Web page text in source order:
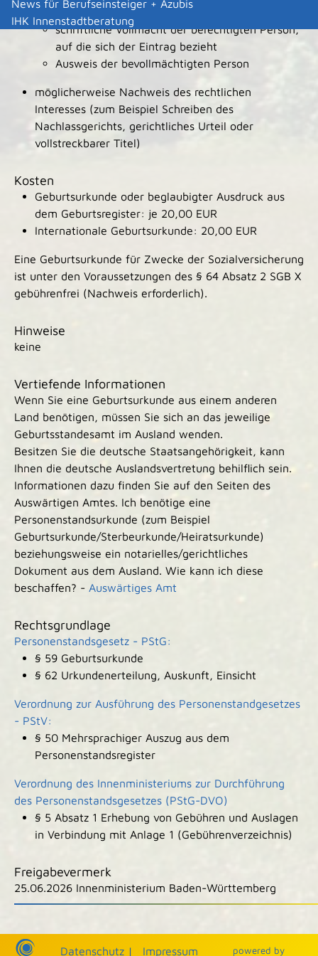
News für Berufseinsteiger + Azubis
IHK Innenstadtberatung
berechtigten Interesses (bei Geschwistern)
schriftliche Vollmacht der berechtigten Person,
auf die sich der Eintrag bezieht
Ausweis der bevollmächtigten Person
möglicherweise Nachweis des rechtlichen
Interesses (zum Beispiel Schreiben des
Nachlassgerichts, gerichtliches Urteil oder
vollstreckbarer Titel)
Kosten
Geburtsurkunde oder beglaubigter Ausdruck aus
dem Geburtsregister: je 20,00 EUR
Internationale Geburtsurkunde: 20,00 EUR
Eine Geburtsurkunde für Zwecke der Sozialversicherung
ist unter den Voraussetzungen des § 64 Absatz 2 SGB X
gebührenfrei (Nachweis erforderlich).
Hinweise
keine
Vertiefende Informationen
Wenn Sie eine Geburtsurkunde aus einem anderen
Land benötigen, müssen Sie sich an das jeweilige
Geburtsstandesamt im Ausland wenden.
Besitzen Sie die deutsche Staatsangehörigkeit, kann
Ihnen die deutsche Auslandsvertretung behilflich sein.
Informationen dazu finden Sie auf den Seiten des
Auswärtigen Amtes. Ich benötige eine
Personenstandsurkunde (zum Beispiel
Geburtsurkunde/Sterbeurkunde/Heiratsurkunde)
beziehungsweise ein notarielles/gerichtliches
Dokument aus dem Ausland. Wie kann ich diese
beschaffen? - Auswärtiges Amt
Rechtsgrundlage
Personenstandsgesetz - PStG:
§ 59 Geburtsurkunde
§ 62 Urkundenerteilung, Auskunft, Einsicht
Verordnung zur Ausführung des Personenstandgesetzes
- PStV:
§ 50 Mehrsprachiger Auszug aus dem
Personenstandsregister
Verordnung des Innenministeriums zur Durchführung
des Personenstandsgesetzes (PStG-DVO)
§ 5 Absatz 1 Erhebung von Gebühren und Auslagen
in Verbindung mit Anlage 1 (Gebührenverzeichnis)
Freigabevermerk
25.06.2026 Innenministerium Baden-Württemberg
powered by
Datenschutz | Impressum